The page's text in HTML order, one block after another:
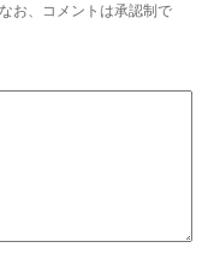
お、コメントは承認制で